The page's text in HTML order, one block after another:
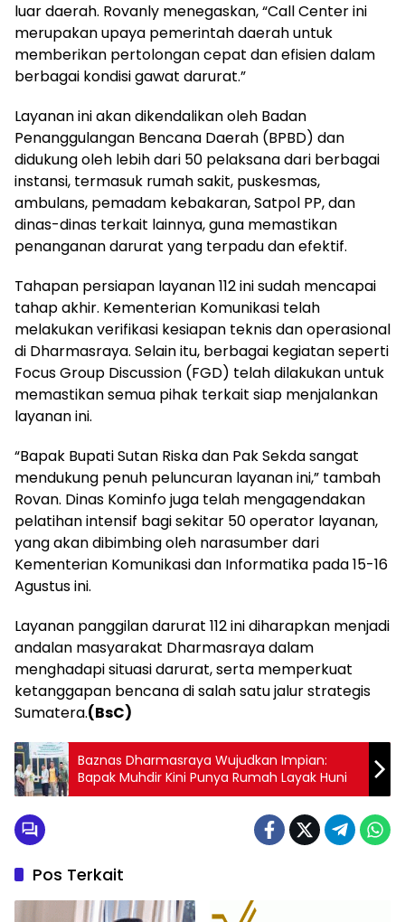
luar daerah. Rovanly menegaskan, “Call Center ini
merupakan upaya pemerintah daerah untuk
memberikan pertolongan cepat dan efisien dalam
berbagai kondisi gawat darurat.”
Layanan ini akan dikendalikan oleh Badan
Penanggulangan Bencana Daerah (BPBD) dan
didukung oleh lebih dari 50 pelaksana dari berbagai
instansi, termasuk rumah sakit, puskesmas,
ambulans, pemadam kebakaran, Satpol PP, dan
dinas-dinas terkait lainnya, guna memastikan
penanganan darurat yang terpadu dan efektif.
Tahapan persiapan layanan 112 ini sudah mencapai
tahap akhir. Kementerian Komunikasi telah
melakukan verifikasi kesiapan teknis dan operasional
di Dharmasraya. Selain itu, berbagai kegiatan seperti
Focus Group Discussion (FGD) telah dilakukan untuk
memastikan semua pihak terkait siap menjalankan
layanan ini.
“Bapak Bupati Sutan Riska dan Pak Sekda sangat
mendukung penuh peluncuran layanan ini,” tambah
Rovan. Dinas Kominfo juga telah mengagendakan
pelatihan intensif bagi sekitar 50 operator layanan,
yang akan dibimbing oleh narasumber dari
Kementerian Komunikasi dan Informatika pada 15-16
Agustus ini.
Layanan panggilan darurat 112 ini diharapkan menjadi
andalan masyarakat Dharmasraya dalam
menghadapi situasi darurat, serta memperkuat
ketanggapan bencana di salah satu jalur strategis
Sumatera.(BsC)
Baznas Dharmasraya Wujudkan Impian:
Bapak Muhdir Kini Punya Rumah Layak Huni
Pos Terkait